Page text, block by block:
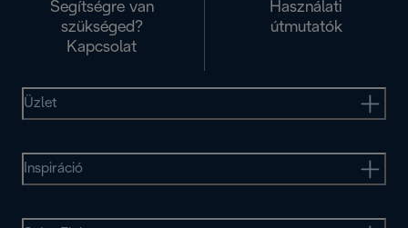
Segítségre van
szükséged?
Kapcsolat
Használati
útmutatók
Üzlet
Inspiráció